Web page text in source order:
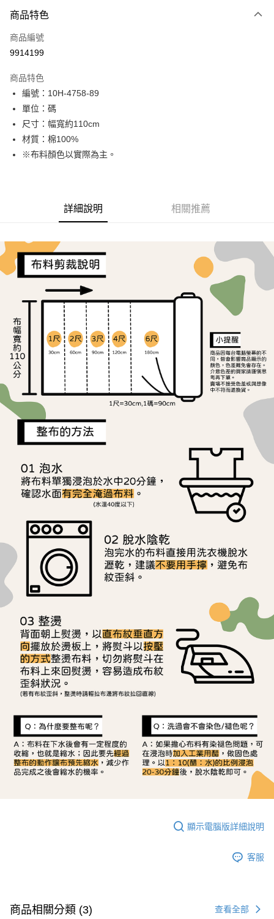
信用卡一次付款
超商取貨付款
Apple Pay
街口支付
Google Pay
大哥付你分期
2.付款方式選擇「大哥付你分期」，訂單成立後會自動跳轉到大哥付的交易
流程，驗證手機門號後，選擇欲分期的期數、繳款截止日，確認付款後即完
3.實際核准額度、可分期數及費用金額請依後續交易確認頁面所載為準。
4.訂單成立30分鐘內，如未前往確認交易或遇審核未通過，訂單將自動取
消。如遇「轉專審核」未通過狀況，表示未達大哥付你分期系統評分，恕無
法說明評估內容。
1.分期款項不併入電信帳單，「大哥付你分期」於每月結算日後寄送繳費提
2.透過簡訊連結打開帳單後，可選擇「超商條碼／台灣大直營門市／銀行轉
帳／街口支付／iPASS MONEY」等通路繳費。
【注意事項】
1.本服務係由「台灣大哥大股份有限公司」（以下簡稱本公司）所提供，讓
用戶於交易時，得透過本服務購買商品或服務，並由商店將買賣／分期付款
買賣價金債權讓與本公司後，依約使用本公司帳單繳交帳款。
2.基於同意付款使用「大哥付你分期」之契約關係目的，商店將以您的個人
資料（包含姓名、電話或地址）提供予台灣大哥大進項蒐集、處理及利用，
由本公司與您本人進行分期帳單所需資料之確認、核對及更正。
3.完整用戶服務條款，請詳閱以下連結：
【關於「AFTEE先享後付」】
便利好安心！
１．簡單：不需註冊會員、不需綁卡、不需儲值。
２．便利：只要手機號碼，簡訊認證，即可結帳。
３．安心：先確認商品／服務後，再付款。
【「AFTEE先享後付」結帳流程】
１．於結帳方式選擇「AFTEE先享後付」後，將跳轉至「AFTEE先享後付」
結帳頁面，進行簡訊認證並確認金額後，即可完成結帳。
２．訂單成立數日內，您將收到繳費通知簡訊。
３．收到繳費通知簡訊後14天內，點擊此簡訊中的連結，可透過四大超商／
ATM／網路銀行／等多元方式進行付款，方視為交易完成。
※ 請注意：結帳手續完成當下不需立刻繳費，但若您需要取消訂單，請聯絡
購買商品的店家。未經商家同意取消之訂單仍視為有效，需透過AFTEE先享
後付繳納相關費用。
※ 交易是否成功請以「AFTEE先享後付 」之結帳頁面顯示為準，若有關於
是否繳費成功／繳費後需取消欲退款等相關疑問，請聯繫「AFTEE先享後付
客戶支援中心」https://netprotections.freshdesk.com/support/home
【注意事項】
１．透過由恩沛科技股份有限公司提供之「AFTEE先享後付」服務完成之交
易，需依本服務之必要範圍內提供個人資料，並將交易相關給付款項請求債
權轉讓予恩沛科技股份有限公司。
２．關於個人資料處理事宜，請瀏覽以下網址：
https://aftee.tw/terms/#terms3
３．未成年的使用者請事先徵得法定代理人或監護人之同意方可使用
「AFTEE先享後付」，若未經同意申辦者引起之損失，本公司不負相關責
任。
４．使用「AFTEE先享後付」時，將依據個別帳號之用戶狀況，依本公司即
時審查核予不同之上限額度；若仍有額度不足之情形，本公司將視審查結果
請求用戶進行身份認證。
５．嚴禁一人註冊多個帳號或使用他人資訊註冊。若發現惡意使用之情形，
恩沛科技股份有限公司將有權停止該用戶之使用額度並採取法律行動。
運送方式
每筆NT$65，滿NT$1,500(含以上)免運費
7-11取貨付款
每筆NT$65，滿NT$1,500(含以上)免運費
宅配
每筆NT$150，滿NT$1,500(含以上)免運費
離島宅配
每筆NT$240
商品特色
商品編號
9914199
商品特色
編號：10H-4758-89
單位：碼
尺寸：幅寬約110cm
材質：棉100%
※布料顏色以實際為主。
詳細說明 相關推薦
顯示電腦版詳細說明
客服
商品相關分類 (3) 查看全部